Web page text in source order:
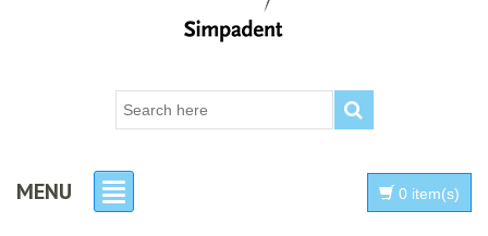
MENU 0 item(s)